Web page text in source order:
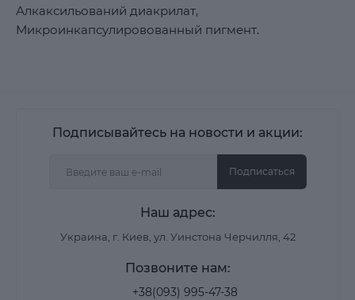
Алкаксильований диакрилат,
Микроинкапсулировованный пигмент.
Подписывайтесь на новости и акции:
Подписаться
Наш адрес:
Украина, г. Киев, ул. Уинстона Черчилля, 42
Позвоните нам:
+38(093) 995-47-38